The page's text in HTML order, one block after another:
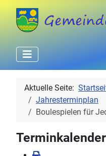
Aktuelle Seite:
Jahresterminplan
Boulespielen für
Terminkalender